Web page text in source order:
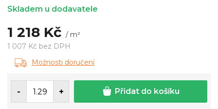
1 218 Kč / m²
1 007 Kč bez DPH
Měrná
cena:
Skladem u dodavatele
Možnosti doručení
Přidat do košíku